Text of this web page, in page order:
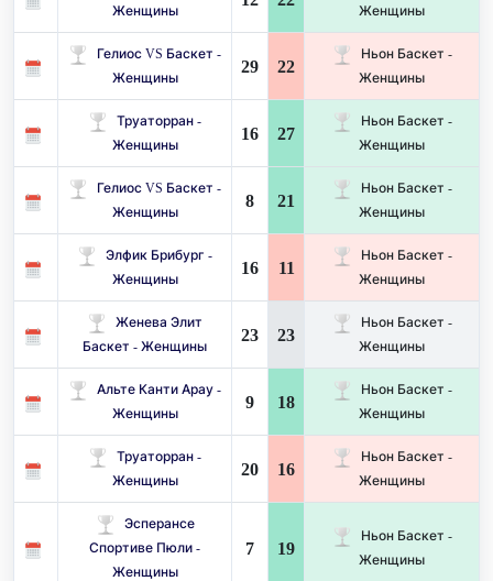
Женщины Женщины
Гелиос VS Баскет -
Женщины
29 22
Ньон Баскет -
Женщины
Труаторран -
Женщины
16 27
Ньон Баскет -
Женщины
Гелиос VS Баскет -
Женщины
8 21
Ньон Баскет -
Женщины
Элфик Брибург -
Женщины
16 11
Ньон Баскет -
Женщины
Женева Элит
Баскет - Женщины
23 23
Ньон Баскет -
Женщины
Альте Канти Арау -
Женщины
9 18
Ньон Баскет -
Женщины
Труаторран -
Женщины
20 16
Ньон Баскет -
Женщины
Эсперансе
Спортиве Пюли -
Женщины
7 19
Ньон Баскет -
Женщины